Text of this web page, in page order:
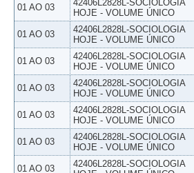
01 AO 03
42406L2828L-SOCIOLOGIA
HOJE - VOLUME ÚNICO
01 AO 03
42406L2828L-SOCIOLOGIA
HOJE - VOLUME ÚNICO
01 AO 03
42406L2828L-SOCIOLOGIA
HOJE - VOLUME ÚNICO
01 AO 03
42406L2828L-SOCIOLOGIA
HOJE - VOLUME ÚNICO
01 AO 03
42406L2828L-SOCIOLOGIA
HOJE - VOLUME ÚNICO
01 AO 03
42406L2828L-SOCIOLOGIA
HOJE - VOLUME ÚNICO
01 AO 03
42406L2828L-SOCIOLOGIA